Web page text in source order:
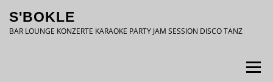
Inhalt
springen
S'BOKLE
BAR LOUNGE KONZERTE KARAOKE PARTY JAM SESSION DISCO TANZ
Menü